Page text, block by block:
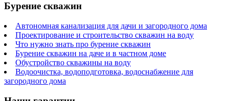
Бурение скважин
Автономная канализация для дачи и загородного дома
Проектирование и строительство скважин на воду
Что нужно знать про бурение скважин
Бурение скважин на даче и в частном доме
Обустройство скважины на воду
Водоочистка, водоподготовка, водоснабжение для
загородного дома